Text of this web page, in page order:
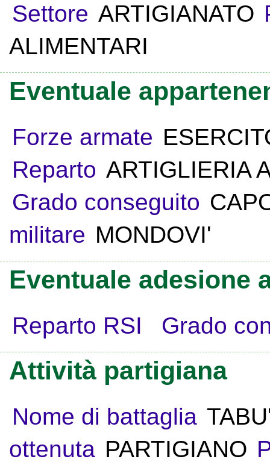
Settore ARTIGIANATO
ALIMENTARI
Eventuale
Forze armate
Reparto ARTIGLIERIA
Grado conseguito
militare MONDOVI'
Eventuale adesione
Reparto RSI Grado
Attività partigiana
Nome di battaglia
ottenuta PARTIGIANO